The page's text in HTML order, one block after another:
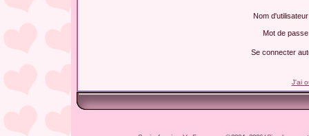
Nom
Mot de
Se connecter
J'ai